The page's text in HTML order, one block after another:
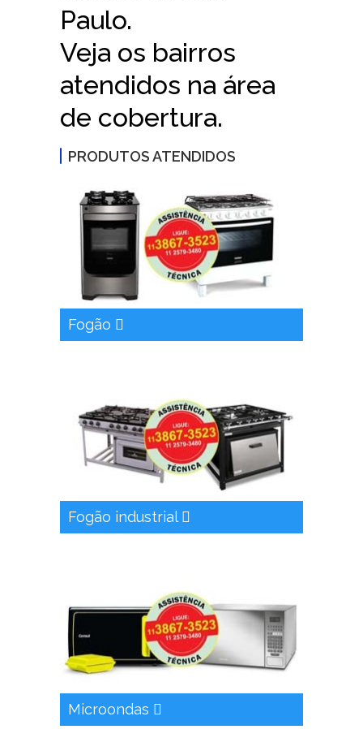
Paulo.
Veja os bairros
atendidos na área
de cobertura.
PRODUTOS ATENDIDOS
Fogão
Fogão industrial
Microondas